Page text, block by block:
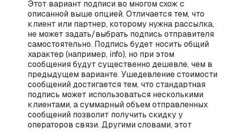
Этот вариант подписи во многом схож с
описанной выше опцией. Отличается тем, что
клиент или партнер, которому нужна рассылка,
не может задать/выбрать подпись отправителя
самостоятельно. Подпись будет носить общий
характер (например, info), но при этом
сообщения будут существенно дешевле, чем в
предыдущем варианте. Ушедевление стоимости
сообщений достигается тем, что стандартная
подпись может использоваться несколькими
клиентами, а суммарный объем отправленных
сообщений позволит получить скидку у
операторов связи. Другими словами, этот